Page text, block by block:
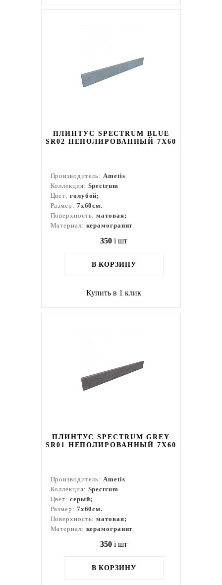
ПЛИНТУС SPECTRUM BLUE
SR02 НЕПОЛИРОВАННЫЙ 7X60
Производитель:Ametis
Коллекция: Spectrum
Цвет: голубой;
Размер: 7x60см.
Поверхность:матовая;
Материал: керамогранит
350 i шт
В КОРЗИНУ
Купить в 1 клик
ПЛИНТУС SPECTRUM GREY
SR01 НЕПОЛИРОВАННЫЙ 7X60
Производитель:Ametis
Коллекция: Spectrum
Цвет: серый;
Размер: 7x60см.
Поверхность:матовая;
Материал: керамогранит
350 i шт
В КОРЗИНУ